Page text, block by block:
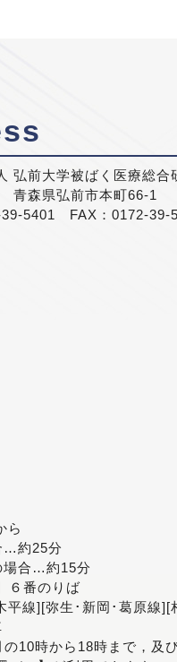
弘前大学被ばく医療総合
青森県弘前市本町66-1
39-5401 FAX：0172-39-
ら
…約25分
場合…約15分
６番のりば
平線][弥生･新岡･葛原線
10時から18時まで，及